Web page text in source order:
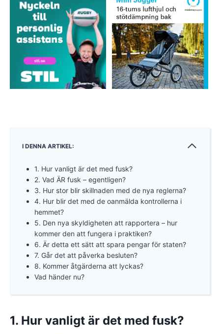
I DENNA ARTIKEL:
1. Hur vanligt är det med fusk?
2. Vad ÄR fusk – egentligen?
3. Hur stor blir skillnaden med de nya reglerna?
4. Hur blir det med de oanmälda kontrollerna i
hemmet?
5. Den nya skyldigheten att rapportera – hur
kommer den att fungera i praktiken?
6. Är detta ett sätt att spara pengar för staten?
7. Går det att påverka besluten?
8. Kommer åtgärderna att lyckas?
Vad händer nu?
1. Hur vanligt är det med fusk?